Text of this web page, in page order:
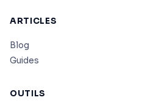
ARTICLES
Blog
Guides
OUTILS